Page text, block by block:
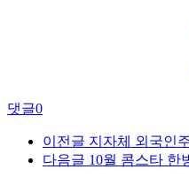
댓글0
이전글 지자체 외국인
다음글 10월 콤스타 한